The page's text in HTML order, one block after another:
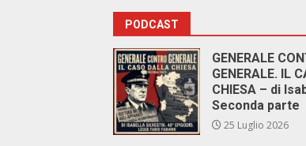
PODCAST
GENERALE
GENERALE. IL
CHIESA – di
Seconda parte
25 Luglio 2026